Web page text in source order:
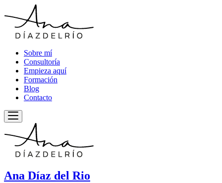
Sobre mí
Consultoría
Empieza aquí
Formación
Blog
Contacto
Ana Díaz del Rio